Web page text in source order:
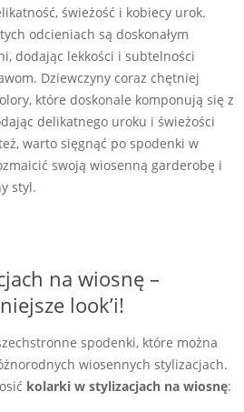
świeżość i kobiecy urok.
odcieniach są doskonałym
dodając lekkości i subtelności
Dziewczyny coraz chętniej
które doskonale komponują się z
delikatnego uroku i świeżości
warto sięgnąć po spodenki w
swoją wiosenną garderobę i
styl.
na wiosnę –
look’i!
spodenki, które można
wiosennych stylizacjach.
kolarki w stylizacjach na wiosnę: